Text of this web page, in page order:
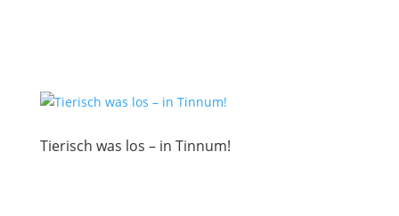
Tierisch was los – in Tinnum!